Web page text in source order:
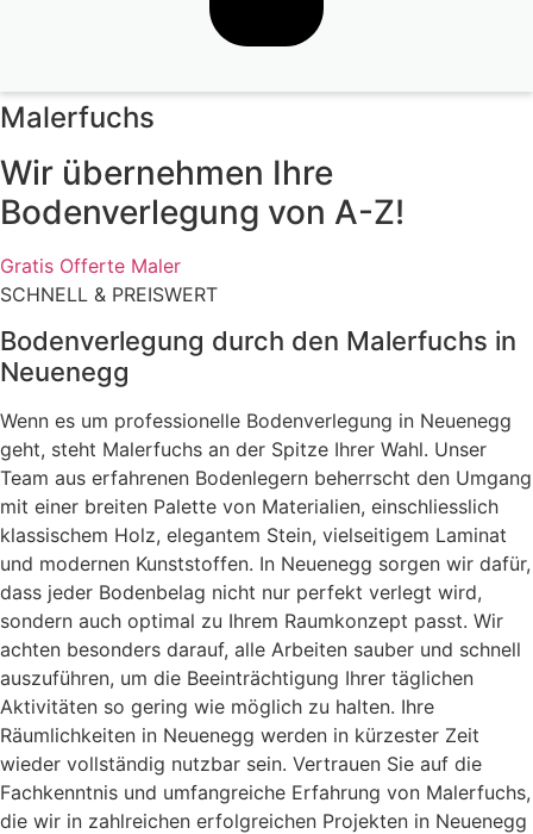
Malerfuchs
Wir übernehmen Ihre
Bodenverlegung von A-Z!
Gratis Offerte Maler
SCHNELL & PREISWERT
Bodenverlegung durch den Malerfuchs in
Neuenegg
Wenn es um professionelle Bodenverlegung in Neuenegg
geht, steht Malerfuchs an der Spitze Ihrer Wahl. Unser
Team aus erfahrenen Bodenlegern beherrscht den Umgang
mit einer breiten Palette von Materialien, einschliesslich
klassischem Holz, elegantem Stein, vielseitigem Laminat
und modernen Kunststoffen. In Neuenegg sorgen wir dafür,
dass jeder Bodenbelag nicht nur perfekt verlegt wird,
sondern auch optimal zu Ihrem Raumkonzept passt. Wir
achten besonders darauf, alle Arbeiten sauber und schnell
auszuführen, um die Beeinträchtigung Ihrer täglichen
Aktivitäten so gering wie möglich zu halten. Ihre
Räumlichkeiten in Neuenegg werden in kürzester Zeit
wieder vollständig nutzbar sein. Vertrauen Sie auf die
Fachkenntnis und umfangreiche Erfahrung von Malerfuchs,
die wir in zahlreichen erfolgreichen Projekten in Neuenegg